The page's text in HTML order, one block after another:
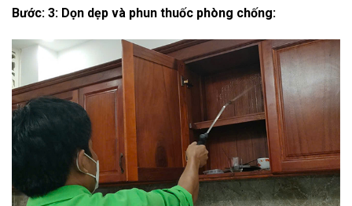
Bước: 3: Dọn dẹp và phun thuốc phòng chống: